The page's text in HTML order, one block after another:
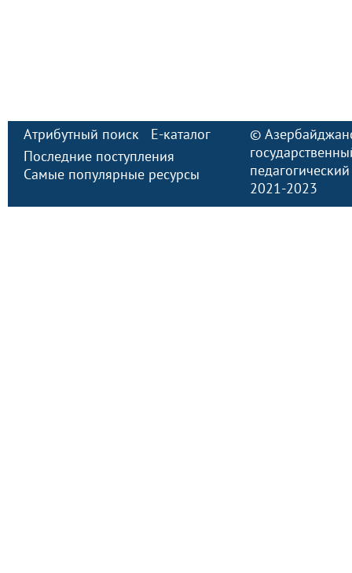
Атрибутный поиск
E-каталог
Последние поступления
Самые популярные ресурсы
©
2021-2023